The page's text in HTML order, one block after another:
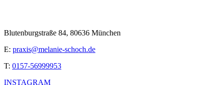
Blutenburgstraße 84, 80636 München
E: praxis@melanie-schoch.de
T: 0157-56999953
INSTAGRAM